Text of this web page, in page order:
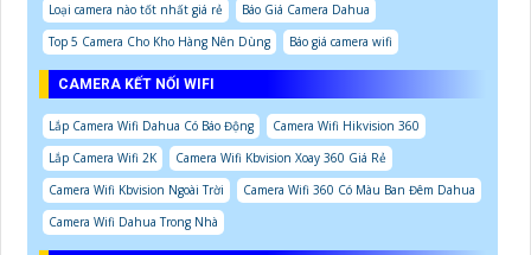
Loại camera nào tốt nhất giá rẻ
Báo Giá Camera Dahua
Top 5 Camera Cho Kho Hàng Nên Dùng
Báo giá camera wifi
CAMERA KẾT NỐI WIFI
Lắp Camera Wifi Dahua Có Báo Động
Camera Wifi Hikvision 360
Lắp Camera Wifi 2K
Camera Wifi Kbvision Xoay 360 Giá Rẻ
Camera Wifi Kbvision Ngoài Trời
Camera Wifi 360 Có Màu Ban Đêm Dahua
Camera Wifi Dahua Trong Nhà